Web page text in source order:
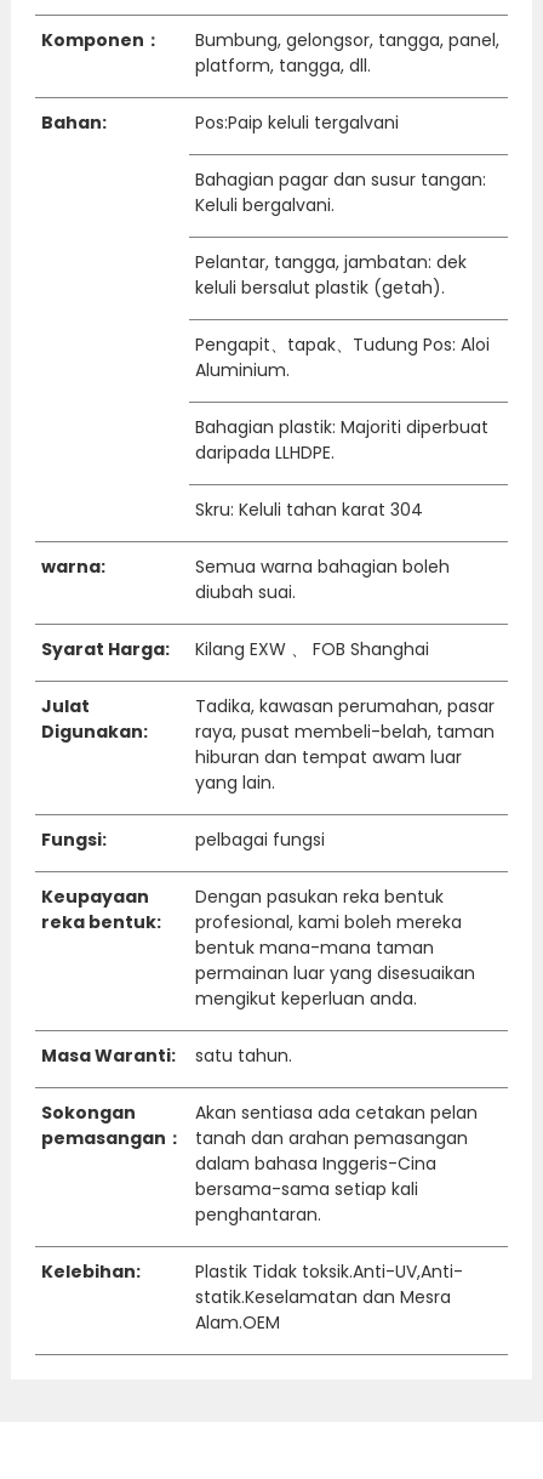
Komponen：
Bumbung, gelongsor, tangga, panel,
platform, tangga, dll.
Bahan: Pos:Paip keluli tergalvani
Bahagian pagar dan susur tangan:
Keluli bergalvani.
Pelantar, tangga, jambatan: dek
keluli bersalut plastik (getah).
Pengapit、tapak、Tudung Pos: Aloi
Aluminium.
Bahagian plastik: Majoriti diperbuat
daripada LLHDPE.
Skru: Keluli tahan karat 304
warna:
Semua warna bahagian boleh
diubah suai.
Syarat Harga: Kilang EXW 、 FOB Shanghai
Julat
Digunakan:
Tadika, kawasan perumahan, pasar
raya, pusat membeli-belah, taman
hiburan dan tempat awam luar
yang lain.
Fungsi: pelbagai fungsi
Keupayaan
reka bentuk:
Dengan pasukan reka bentuk
profesional, kami boleh mereka
bentuk mana-mana taman
permainan luar yang disesuaikan
mengikut keperluan anda.
Masa Waranti: satu tahun.
Sokongan
pemasangan：
Akan sentiasa ada cetakan pelan
tanah dan arahan pemasangan
dalam bahasa Inggeris-Cina
bersama-sama setiap kali
penghantaran.
Kelebihan:
Plastik Tidak toksik.Anti-UV,Anti-
statik.Keselamatan dan Mesra
Alam.OEM